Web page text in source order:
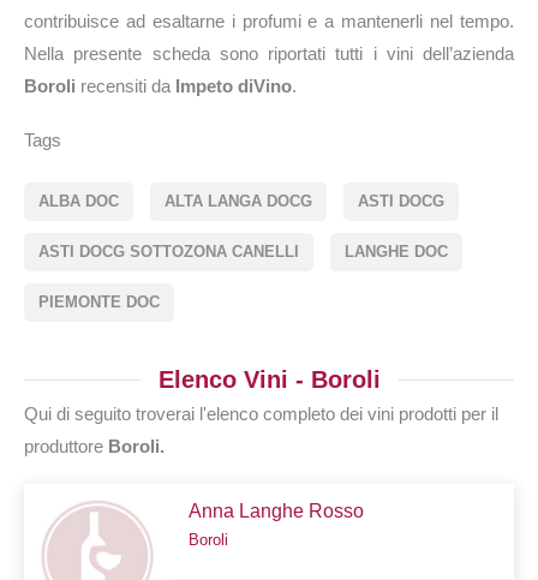
contribuisce ad esaltarne i profumi e a mantenerli nel tempo.
Nella presente scheda sono riportati tutti i vini dell’azienda
Boroli recensiti da Impeto diVino.
Tags
ALBA DOC ALTA LANGA DOCG ASTI DOCG
ASTI DOCG SOTTOZONA CANELLI LANGHE DOC
PIEMONTE DOC
Elenco Vini - Boroli
Qui di seguito troverai l'elenco completo dei vini prodotti per il
produttore Boroli.
Anna Langhe Rosso
Boroli